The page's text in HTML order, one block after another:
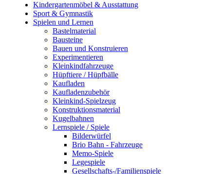
Kindergartenmöbel & Ausstattung
Sport & Gymnastik
Spielen und Lernen
Bastelmaterial
Bausteine
Bauen und Konstruieren
Experimentieren
Kleinkindfahrzeuge
Hüpftiere / Hüpfbälle
Kaufladen
Kaufladenzubehör
Kleinkind-Spielzeug
Konstruktionsmaterial
Kugelbahnen
Lernspiele / Spiele
Bilderwürfel
Brio Bahn - Fahrzeuge
Memo-Spiele
Legespiele
Gesellschafts-/Familienspiele